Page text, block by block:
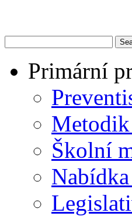
Primární
Metodik
Školní
Nabídka